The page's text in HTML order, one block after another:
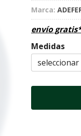
Marca:
envío
Medidas